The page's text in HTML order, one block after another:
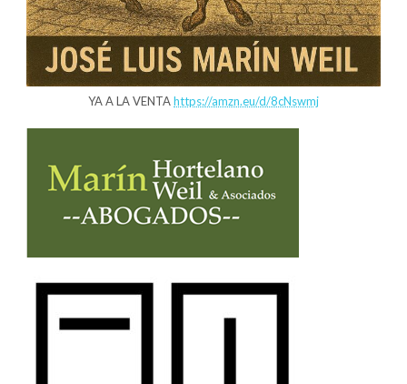
YA A LA VENTAhttps://amzn.eu/d/8cNswmj